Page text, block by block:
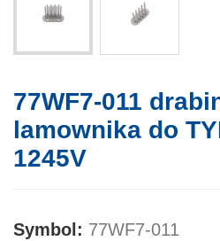
77WF7-011
lamownika do
1245V
Symbol: 77WF7-011